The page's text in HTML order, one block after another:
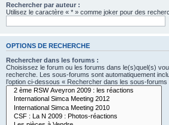
Rechercher par auteur :
Utilisez le caractère « * » comme joker pour des
OPTIONS DE RECHERCHE
Rechercher dans les forums :
Choisissez le forum ou les forums dans le(s)quel(s)
recherche. Les sous-forums sont automatiquement
l’option ci-dessous « Rechercher dans les sous-forums